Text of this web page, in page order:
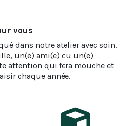
vous
dans notre atelier avec soin.
un(e) ami(e) ou un(e)
attention qui fera mouche et
chaque année.